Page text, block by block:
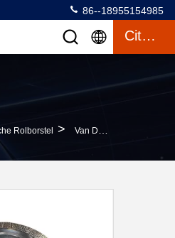
86--18955154985
Citaat
Rolborstel > Van De Rol Industriële Derusting Van De Roestvrij StaalStaalborstel Gegalvaniseerde Windende De Borstelrol Rol